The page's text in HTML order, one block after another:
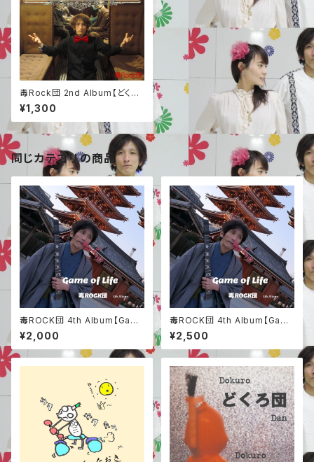
毒Rock団 2nd Album【どくろ
大サーカス】
¥1,300
同じカテゴリの商品
毒ROCK団 4th Album【Gam
e of Life】＆毒ROCK団ステッ
カー
¥2,000
毒ROCK団 4th Album【Gam
e of Life】&毒ROCK団ステッ
カー&ジャケット生写真２枚
¥2,500